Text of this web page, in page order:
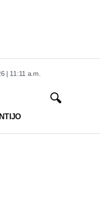
| 11:11 a.m.